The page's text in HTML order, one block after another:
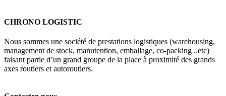
CHRONO LOGISTIC
Nous sommes une société de prestations logistiques (warehousing,
management de stock, manutention, emballage, co-packing ..etc)
faisant partie d’un grand groupe de la place à proximité des grands
axes routiers et autoroutiers.